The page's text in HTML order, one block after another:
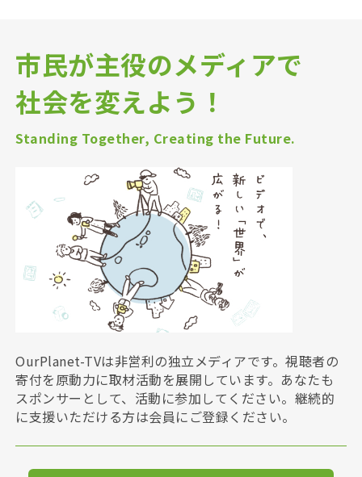
市民が主役のメディアで
社会を変えよう！
Standing Together, Creating the Future.
OurPlanet-TVは非営利の独立メディアです。視聴者の
寄付を原動力に取材活動を展開しています。あなたも
スポンサーとして、活動に参加してください。継続的
に支援いただける方は会員にご登録ください。